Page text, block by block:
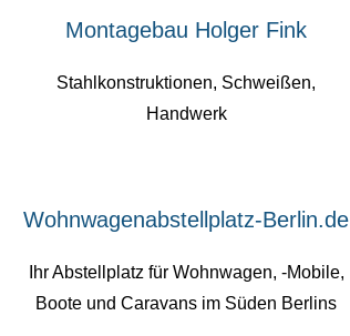
Montagebau Holger Fink
Stahlkonstruktionen, Schweißen,
Handwerk
Wohnwagenabstellplatz-Berlin.de
Ihr Abstellplatz für Wohnwagen, -Mobile,
Boote und Caravans im Süden Berlins